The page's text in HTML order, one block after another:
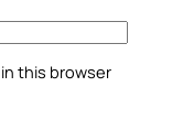
this browser